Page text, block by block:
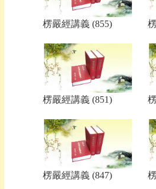
楞嚴經講義 (855)
楞嚴經講義 (851)
楞嚴經講義 (847)